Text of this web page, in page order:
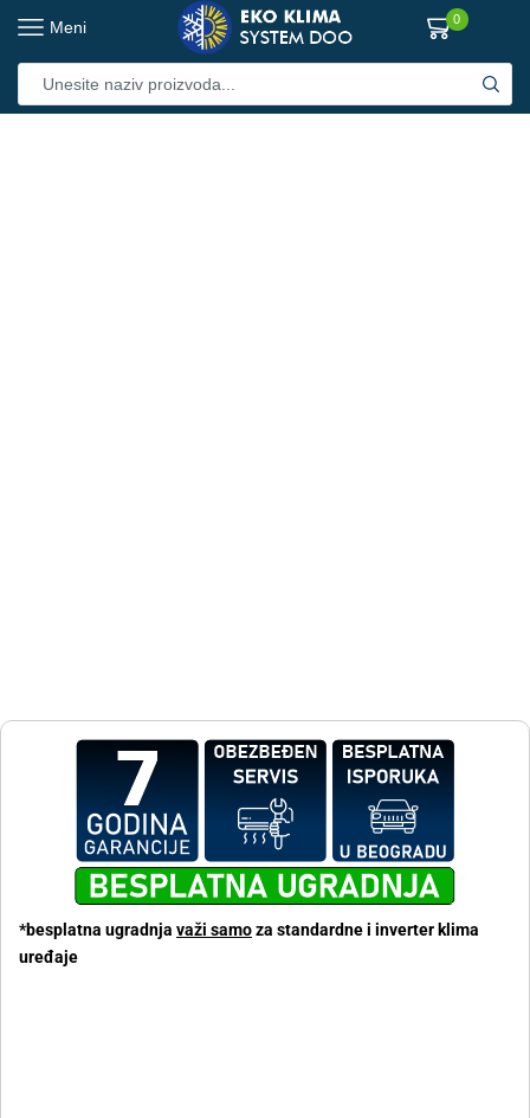
Meni 0
*besplatna ugradnja važi samoza standardne i inverter klima
uređaje